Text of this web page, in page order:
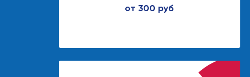
от 300 руб